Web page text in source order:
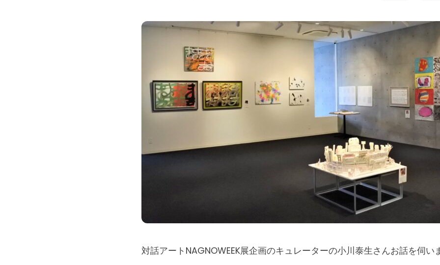
対話アートNAGNOWEEK展企画のキュレーターの小川泰生さんお話を伺い